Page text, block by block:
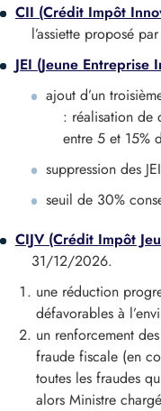
CII (Crédit Impôt
l’assiette proposé
JEI (Jeune Entreprise
ajout d’un
: réalisation de
entre 5 et 15%
suppression des
seuil de 30%
CIJV (Crédit Impôt
31/12/2026.
une réduction
défavorables à
un renforcement
fraude fiscale (en
toutes les fraudes
alors Ministre